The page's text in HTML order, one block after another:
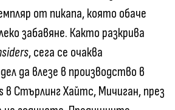
от пикапа, която обаче
забавяне. Както разкрива
, сега се очаква
да влезе в производство в
в Стърлинг Хайтс, Мичиган, през